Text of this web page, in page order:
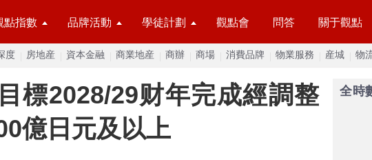
點指數 品牌活動 學徒計劃 觀點會 問答 關于觀點
度 房地産 資本金融 商業地産 商辦 商場 消費品牌 物業服務 産城 物
標2028/29财年完成經調整
億日元及以上
全時